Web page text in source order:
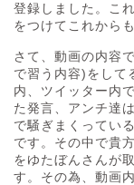
登録しました。こ
をつけてこれから
さて、動画の内容
で習う内容)をして
内、ツイッター内
た発言、アンチ達
で騒ぎまくってい
です。その中で貴
をゆたぼんさんが
す。その為、動画